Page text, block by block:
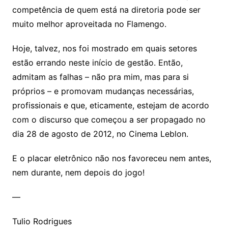
competência de quem está na diretoria pode ser
muito melhor aproveitada no Flamengo.
Hoje, talvez, nos foi mostrado em quais setores
estão errando neste início de gestão. Então,
admitam as falhas – não pra mim, mas para si
próprios – e promovam mudanças necessárias,
profissionais e que, eticamente, estejam de acordo
com o discurso que começou a ser propagado no
dia 28 de agosto de 2012, no Cinema Leblon.
E o placar eletrônico não nos favoreceu nem antes,
nem durante, nem depois do jogo!
—
Tulio Rodrigues